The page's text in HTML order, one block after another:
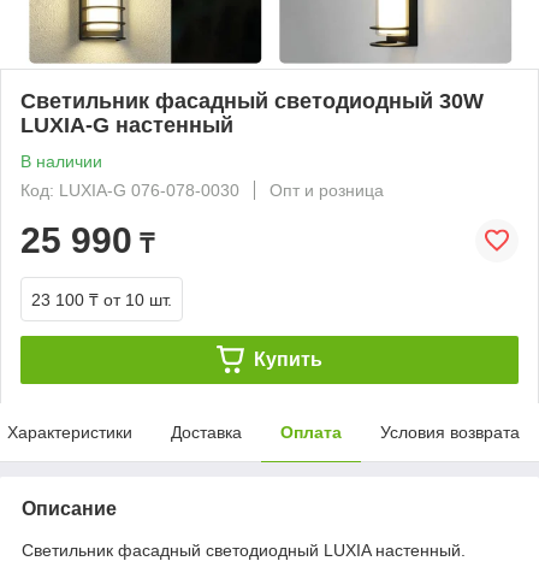
Светильник фасадный светодиодный 30W
LUXIA-G настенный
В наличии
Код: LUXIA-G 076-078-0030
Опт и розница
25 990 ₸
23 100 ₸ от 10 шт.
Купить
Характеристики Доставка Оплата Условия возврата
Описание
Светильник фасадный светодиодный LUXIA настенный.